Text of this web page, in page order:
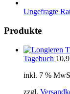
Ungefragte
Produkte
Tagebuch
inkl. 7 %
zzgl.